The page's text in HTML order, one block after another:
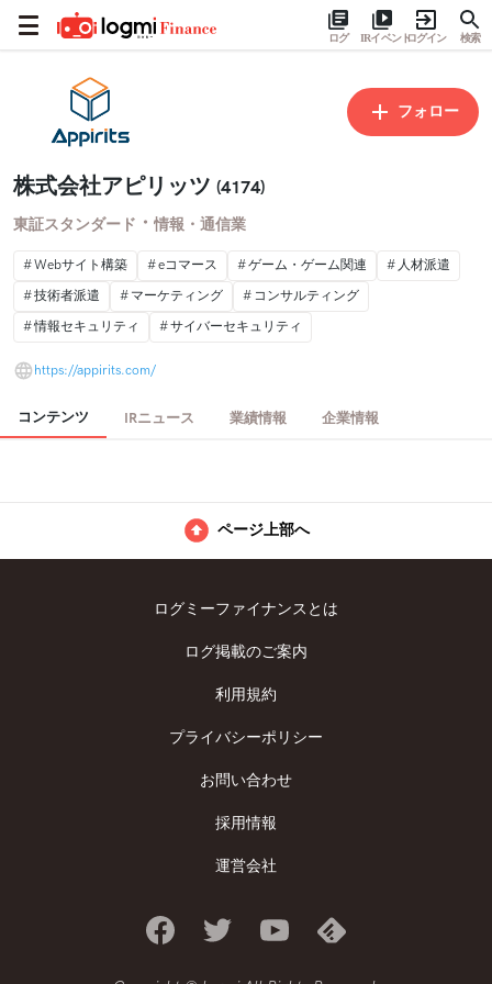
ログ IRイベントログイン 検索
フォロー
株式会社アピリッツ (4174)
東証スタンダード ・ 情報・通信業
Webサイト構築 eコマース ゲーム・ゲーム関連
人材派遣
技術者派遣
マーケティング
コンサルティング
情報セキュリティ
サイバーセキュリティ
https://appirits.com/
コンテンツ IRニュース 業績情報 企業情報
ページ上部へ
ログミーファイナンスとは
ログ掲載のご案内
利用規約
プライバシーポリシー
お問い合わせ
採用情報
運営会社